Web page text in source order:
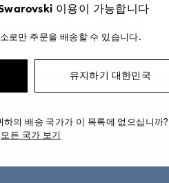
려드립니다.
아보세요(정
이용이 가능합니다
로만 주문을 배송할 수 있습니다.
유지하기 대한민국
하의 배송 국가가 이 목록에 없으십니까?
모든 국가 보기